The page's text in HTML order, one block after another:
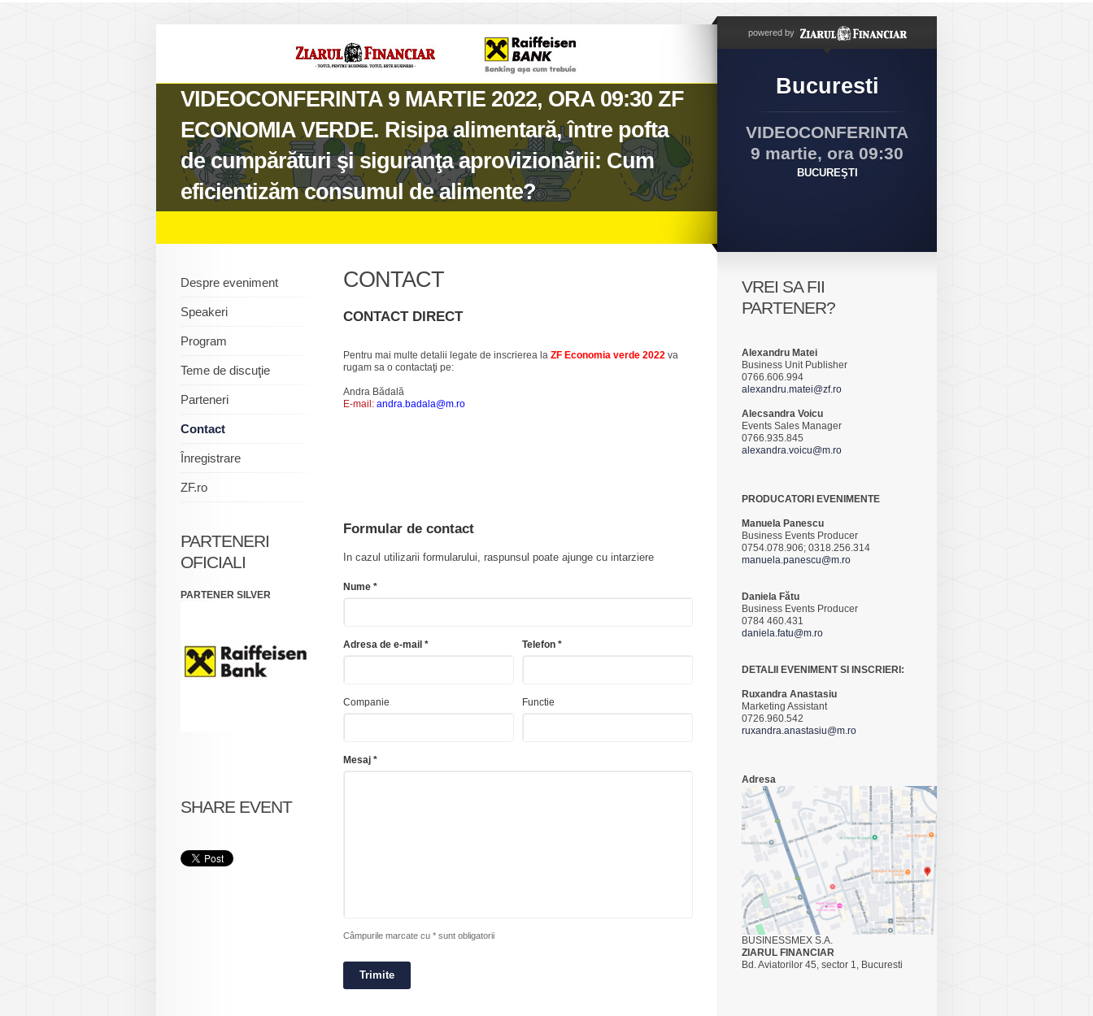
VIDEOCONFERINTA 9 MARTIE 2022, ORA 09:30 ZF
ECONOMIA VERDE. Risipa alimentară, între pofta
de cumpărături şi siguranţa aprovizionării: Cum
eficientizăm consumul de alimente?
powered by
Bucuresti
VIDEOCONFERINTA
9 martie, ora 09:30
BUCUREŞTI
Despre eveniment
Speakeri
Program
Teme de discuţie
Parteneri
Contact
Înregistrare
ZF.ro
PARTENERI
OFICIALI
PARTENER SILVER
SHARE EVENT
CONTACT
CONTACT DIRECT
Pentru mai multe detalii legate de inscrierea la ZF Economia verde 2022 va
rugam sa o contactaţi pe:
Andra Bădală
E-mail: andra.badala@m.ro
Formular de contact
In cazul utilizarii formularului, raspunsul poate ajunge cu intarziere
Nume *
Adresa de e-mail * Telefon *
Companie Functie
Mesaj *
Câmpurile marcate cu * sunt obligatorii
VREI SA FII
PARTENER?
Alexandru Matei
Business Unit Publisher
0766.606.994
alexandru.matei@zf.ro
Alecsandra Voicu
Events Sales Manager
0766.935.845
alexandra.voicu@m.ro
PRODUCATORI EVENIMENTE
Manuela Panescu
Business Events Producer
0754.078.906; 0318.256.314
manuela.panescu@m.ro
Daniela Fătu
Business Events Producer
0784 460.431
daniela.fatu@m.ro
DETALII EVENIMENT SI INSCRIERI:
Ruxandra Anastasiu
Marketing Assistant
0726.960.542
ruxandra.anastasiu@m.ro
Adresa
BUSINESSMEX S.A.
ZIARUL FINANCIAR
Bd. Aviatorilor 45, sector 1, Bucuresti